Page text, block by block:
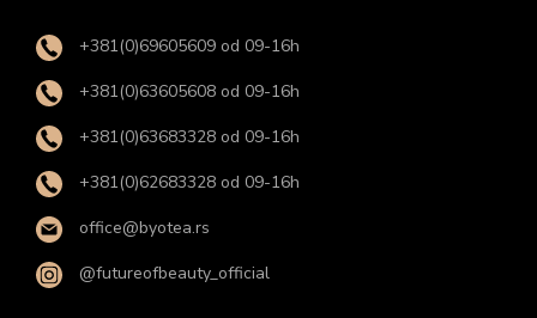
+381(0)69605609 od 09-16h
+381(0)63605608 od 09-16h
+381(0)63683328 od 09-16h
+381(0)62683328 od 09-16h
office@byotea.rs
@futureofbeauty_official